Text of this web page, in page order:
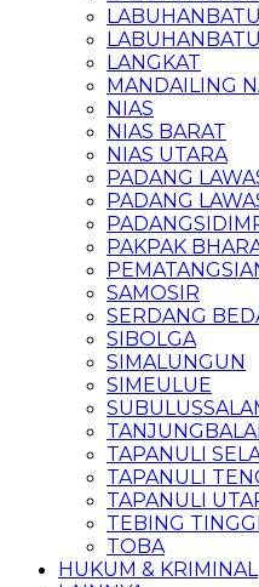
LANGKAT
MANDAILING
NIAS
NIAS BARAT
NIAS UTARA
PADANG
PADANG
PAKPAK
SAMOSIR
SERDANG
SIBOLGA
SIMALUNGUN
SIMEULUE
TANJUNGBALAI
TAPANULI
TAPANULI
TAPANULI
TEBING TINGGI
TOBA
HUKUM & KRIMINAL